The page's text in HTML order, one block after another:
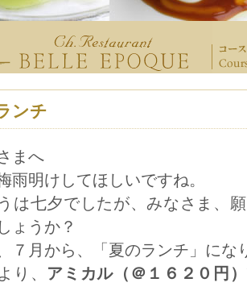
ンチ
まへ
雨明けしてほしいですね。
は七夕でしたが、みなさま、
ょうか？
７月から、「夏のランチ」にな
り、 アミカル（＠１６２０円